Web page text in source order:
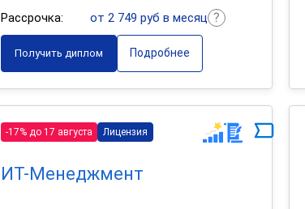
Рассрочка:
от 2 749 руб в месяц
Получить диплом Подробнее
-17% до 17 августа Лицензия
ИТ-Менеджмент